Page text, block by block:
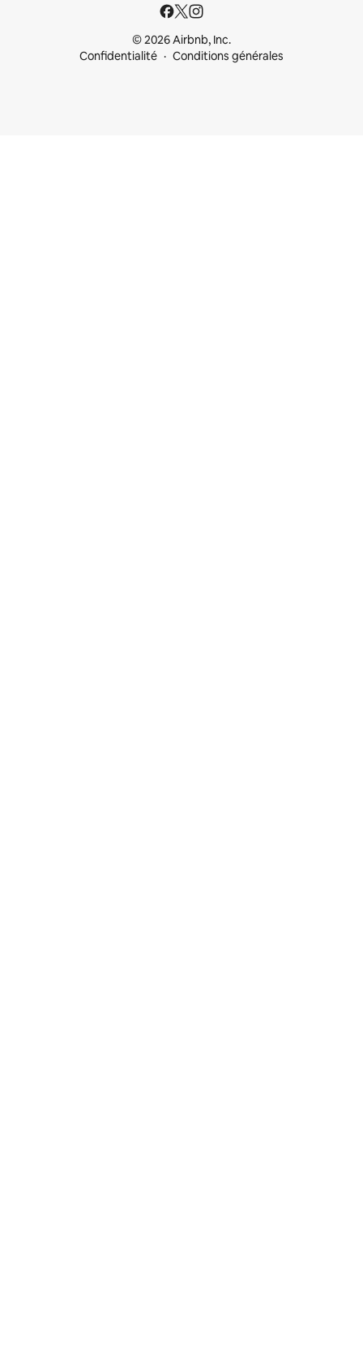
© 2026 Airbnb, Inc.
Confidentialité
Conditions générales